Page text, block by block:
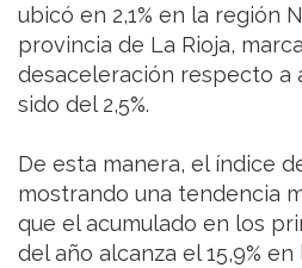
ubicó en 2,1% en la región
provincia de La Rioja,
desaceleración respecto a
sido del 2,5%.
De esta manera, el índice
mostrando una tendencia
que el acumulado en los
del año alcanza el 15,9%